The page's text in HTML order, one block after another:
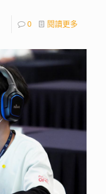
0 閱讀更多